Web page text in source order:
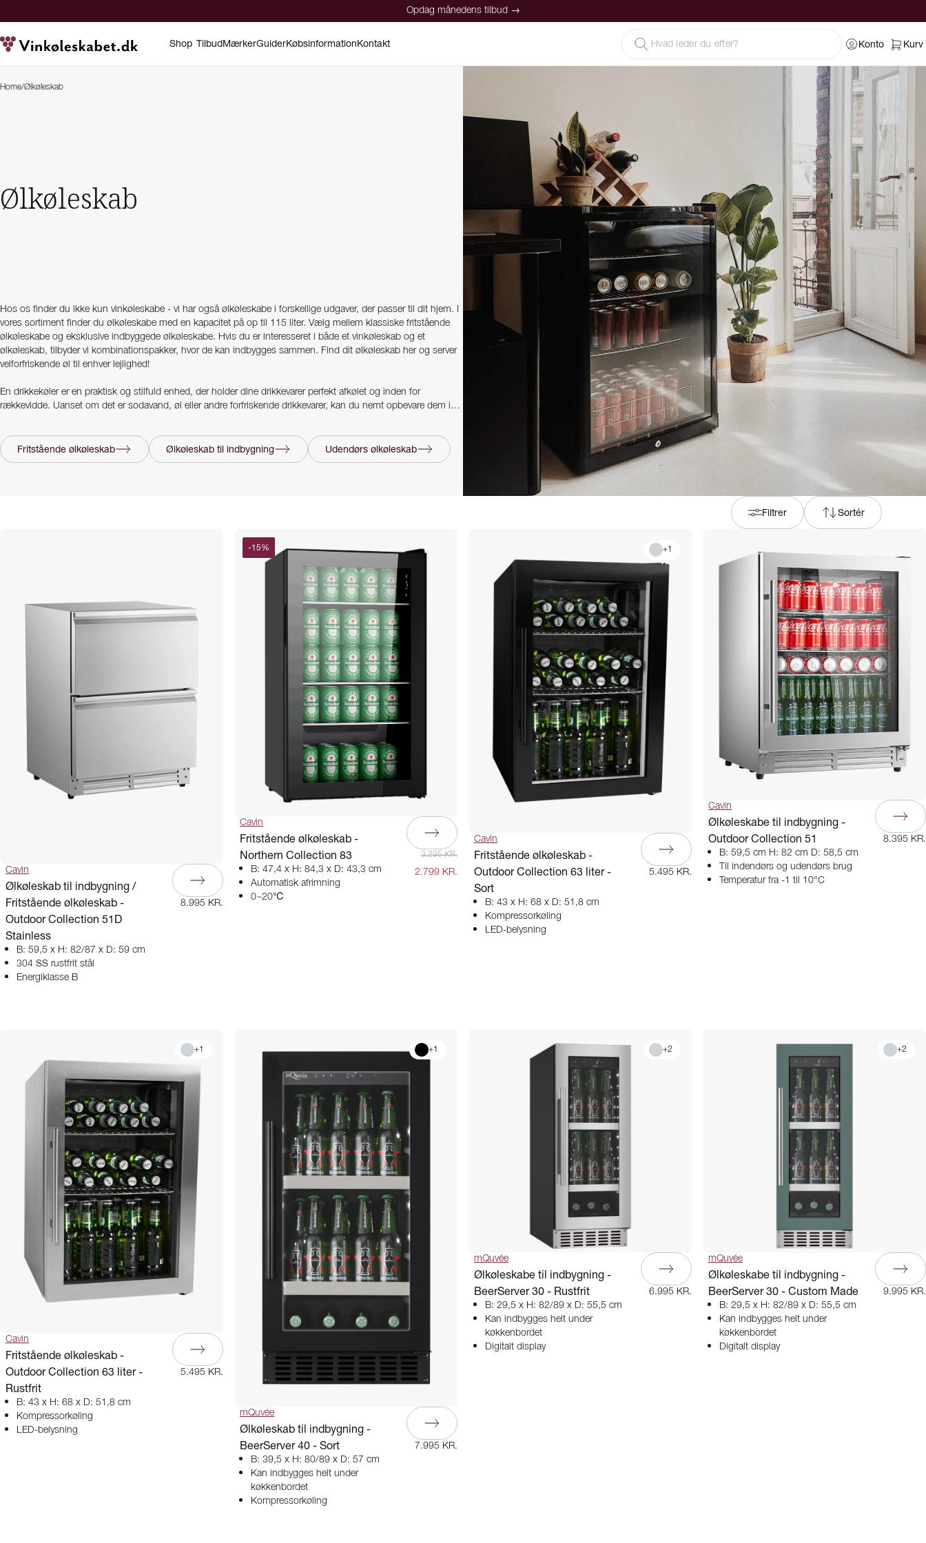
Opdag månedens tilbud →
Shop TilbudMærkerGuiderKøbsinformationKontakt Konto Kurv
Home/Ølkøleskab
Ølkøleskab
Hos os finder du ikke kun vinkøleskabe - vi har også ølkøleskabe i forskellige udgaver, der passer til dit hjem. I
vores sortiment finder du ølkøleskabe med en kapacitet på op til 115 liter. Vælg mellem klassiske fritstående
ølkøleskabe og eksklusive indbyggede ølkøleskabe. Hvis du er interesseret i både et vinkøleskab og et
ølkøleskab, tilbyder vi kombinationspakker, hvor de kan indbygges sammen. Find dit ølkøleskab her og server
velforfriskende øl til enhver lejlighed!
En drikkekøler er en praktisk og stilfuld enhed, der holder dine drikkevarer perfekt afkølet og inden for
rækkevidde. Uanset om det er sodavand, øl eller andre forfriskende drikkevarer, kan du nemt opbevare dem i
finde en drikkekøler, der passer perfekt til dine behov og passer godt ind i ethvert rum eller arrangement. Slap
af og nyd dine favoritdrikke med en pålidelig og effektiv drikkekøler.
Fritstående ølkøleskab Ølkøleskab til indbygning Udendørs ølkøleskab
Filtrer Sortér
Cavin
Ølkøleskab til indbygning /
Fritstående ølkøleskab -
Outdoor Collection 51D
Stainless
B: 59,5 x H: 82/87 x D: 59 cm
304 SS rustfrit stål
Energiklasse B
8.995 KR.
-15%
Cavin
Fritstående ølkøleskab -
Northern Collection 83
B: 47,4 x H: 84,3 x D: 43,3 cm
Automatisk afrimning
0~20℃
3.295 KR.
2.799 KR.
+1
Cavin
Fritstående ølkøleskab -
Outdoor Collection 63 liter -
Sort
B: 43 x H: 68 x D: 51,8 cm
Kompressorkøling
LED-belysning
5.495 KR.
Cavin
Ølkøleskabe til indbygning -
Outdoor Collection 51
B: 59,5 cm H: 82 cm D: 58,5 cm
Til indendørs og udendørs brug
Temperatur fra -1 til 10°C
8.395 KR.
+1
Cavin
Fritstående ølkøleskab -
Outdoor Collection 63 liter -
Rustfrit
B: 43 x H: 68 x D: 51,8 cm
Kompressorkøling
LED-belysning
5.495 KR.
+1
mQuvée
Ølkøleskab til indbygning -
BeerServer 40 - Sort
B: 39,5 x H: 80/89 x D: 57 cm
Kan indbygges helt under
køkkenbordet
Kompressorkøling
7.995 KR.
+2
mQuvée
Ølkøleskabe til indbygning -
BeerServer 30 - Rustfrit
B: 29,5 x H: 82/89 x D: 55,5 cm
Kan indbygges helt under
køkkenbordet
Digitalt display
6.995 KR.
+2
mQuvée
Ølkøleskabe til indbygning -
BeerServer 30 - Custom Made
B: 29,5 x H: 82/89 x D: 55,5 cm
Kan indbygges helt under
køkkenbordet
Digitalt display
9.995 KR.